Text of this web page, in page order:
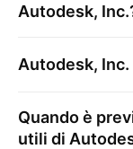
Autodesk, Inc.
Autodesk, Inc.
Quando è
utili di